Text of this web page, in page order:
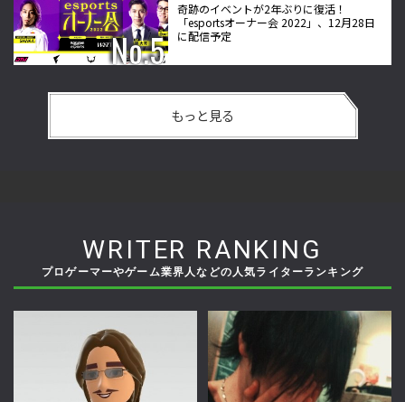
奇跡のイベントが2年ぶりに復活！
「esportsオーナー会 2022」、12月28日
に配信予定
もっと見る
WRITER RANKING
プロゲーマーやゲーム業界人などの人気ライターランキング